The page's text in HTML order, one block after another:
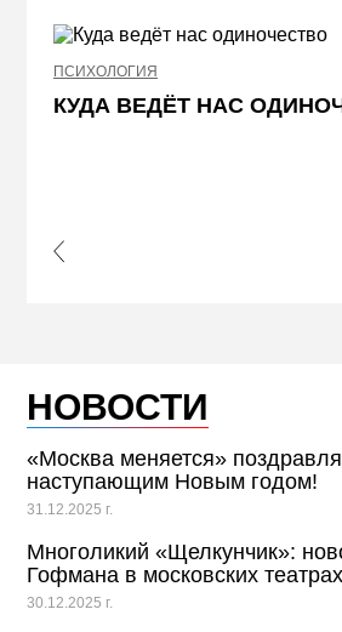
ПСИХОЛОГИЯ
КУДА ВЕДЁТ НАС
Slide
НОВОСТИ
«Москва меняется»
наступающим Новым годом!
31.12.2025 г.
Многоликий «Щелкунчик»:
Гофмана в московских театрах
30.12.2025 г.